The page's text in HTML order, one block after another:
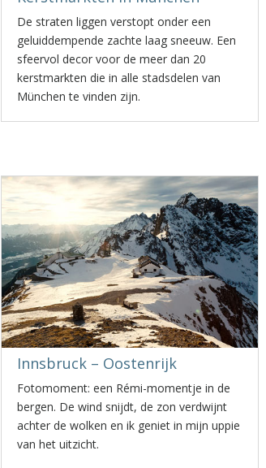
De straten liggen verstopt onder een
geluiddempende zachte laag sneeuw. Een
sfeervol decor voor de meer dan 20
kerstmarkten die in alle stadsdelen van
München te vinden zijn.
Innsbruck – Oostenrijk
Fotomoment: een Rémi-momentje in de
bergen. De wind snijdt, de zon verdwijnt
achter de wolken en ik geniet in mijn uppie
van het uitzicht.